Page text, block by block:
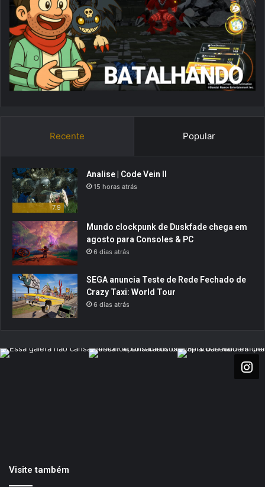
Recente Popular
7.9
Analise | Code Vein II
15 horas atrás
Mundo clockpunk de Duskfade chega em
agosto para Consoles & PC
6 dias atrás
SEGA anuncia Teste de Rede Fechado de
Crazy Taxi: World Tour
6 dias atrás
Visite também